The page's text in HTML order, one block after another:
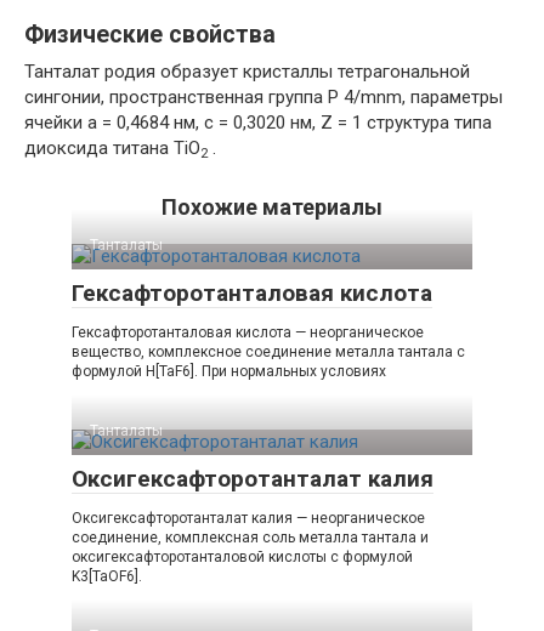
Физические свойства
Танталат родия образует кристаллы тетрагональной
сингонии, пространственная группа P 4/mnm, параметры
ячейки a = 0,4684 нм, c = 0,3020 нм, Z = 1 структура типа
диоксида титана TiO2 .
Похожие материалы
Танталаты‎
Гексафторотанталовая кислота
Гексафторотанталовая кислота — неорганическое
вещество, комплексное соединение металла тантала с
формулой H[TaF6]. При нормальных условиях
Танталаты‎
Оксигексафторотанталат калия
Оксигексафторотанталат калия — неорганическое
соединение, комплексная соль металла тантала и
оксигексафторотанталовой кислоты с формулой
K3[TaOF6].